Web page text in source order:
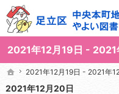
2021年12月19日 - 2021
3世代で楽しめる地域のひろば。当サイト
足立区中央本町地域学習センターや図書館
ホーム
2021年12月19日 - 2021年
2021年12月20日
ホーム
2021年12月19日 - 2021年